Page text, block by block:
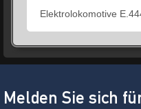
Elektrolokomotive
Melden Sie sich